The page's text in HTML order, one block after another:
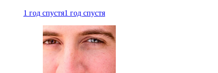
1 год спустя1 год спустя